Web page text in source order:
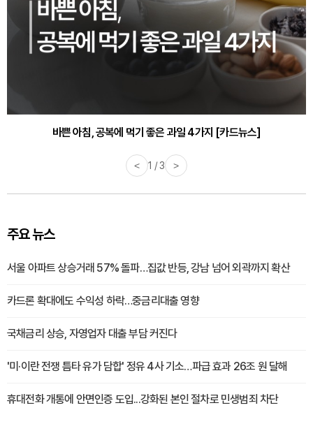
바쁜 아침, 공복에 먹기 좋은 과일 4가지 [카드뉴스]
30대부터 유병률 2배...여자에게 꼭 필요한 검사는? [카드뉴스]
< 2 / 3 >
주요 뉴스
서울 아파트 상승거래 57% 돌파…집값 반등, 강남 넘어 외곽까지 확산
카드론 확대에도 수익성 하락…중금리대출 영향
국채금리 상승, 자영업자 대출 부담 커진다
'미·이란 전쟁 틈타 유가 담합' 정유 4사 기소…파급 효과 26조 원 달해
휴대전화 개통에 안면인증 도입...강화된 본인 절차로 민생범죄 차단